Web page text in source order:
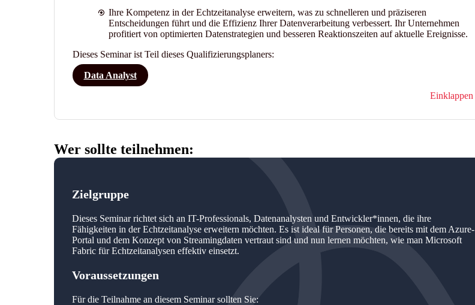
Ihre Kompetenz in der Echtzeitanalyse erweitern, was zu schnelleren und präziseren
Entscheidungen führt und die Effizienz Ihrer Datenverarbeitung verbessert. Ihr Unternehmen
profitiert von optimierten Datenstrategien und besseren Reaktionszeiten auf aktuelle Ereignisse.
Dieses Seminar ist Teil dieses Qualifizierungsplaners:
Data Analyst
Einklappen
Wer sollte teilnehmen:
Zielgruppe
Dieses Seminar richtet sich an IT-Professionals, Datenanalysten und Entwickler*innen, die ihre
Fähigkeiten in der Echtzeitanalyse erweitern möchten. Es ist ideal für Personen, die bereits mit dem Azure-
Portal und dem Konzept von Streamingdaten vertraut sind und nun lernen möchten, wie man Microsoft
Fabric für Echtzeitanalysen effektiv einsetzt.
Voraussetzungen
Für die Teilnahme an diesem Seminar sollten Sie: